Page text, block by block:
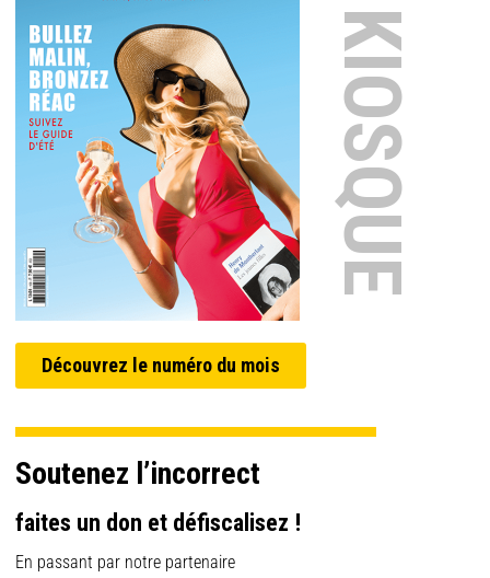
EN KIOSQUE
Découvrez le numéro du mois
Soutenez l’incorrect
faites un don et défiscalisez !
En passant par notre partenaire